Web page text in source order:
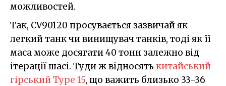
можливостей.
Так, CV90120 просувається зазвичай як
легкий танк чи винищувач танків, тоді як її
маса може досягати 40 тонн залежно від
ітерації шасі. Туди ж відносять китайський
гірський Type 15, що важить близько 33-36